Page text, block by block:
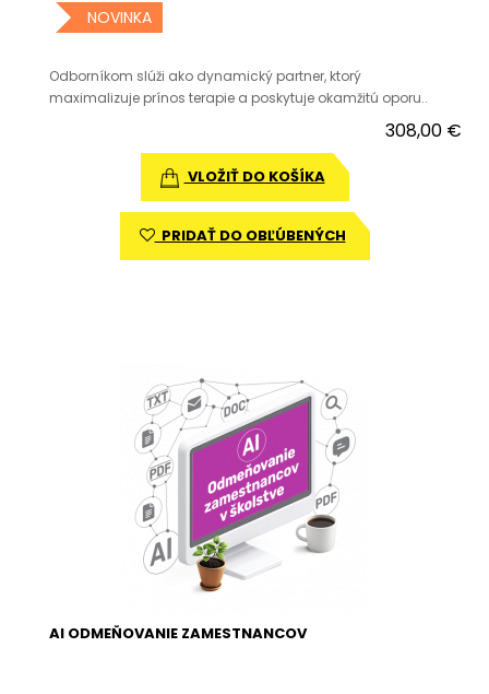
NOVINKA
Odborníkom slúži ako dynamický partner, ktorý
maximalizuje prínos terapie a poskytuje okamžitú oporu..
308,00 €
VLOŽIŤ DO KOŠÍKA
PRIDAŤ DO OBĽÚBENÝCH
AI ODMEŇOVANIE ZAMESTNANCOV